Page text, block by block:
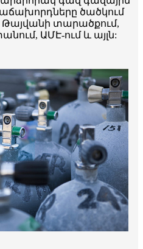
ծածկում
Թայվանի տարածքում,
ԱՄԷ-ում և այլն: